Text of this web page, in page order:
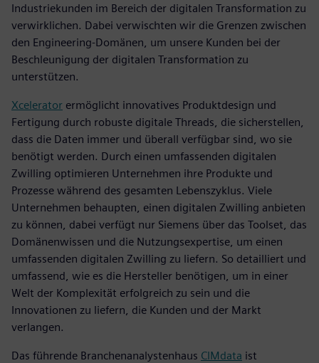
Industriekunden im Bereich der digitalen Transformation zu
verwirklichen. Dabei verwischten wir die Grenzen zwischen
den Engineering-Domänen, um unsere Kunden bei der
Beschleunigung der digitalen Transformation zu
unterstützen.
Xcelerator ermöglicht innovatives Produktdesign und
Fertigung durch robuste digitale Threads, die sicherstellen,
dass die Daten immer und überall verfügbar sind, wo sie
benötigt werden. Durch einen umfassenden digitalen
Zwilling optimieren Unternehmen ihre Produkte und
Prozesse während des gesamten Lebenszyklus. Viele
Unternehmen behaupten, einen digitalen Zwilling anbieten
zu können, dabei verfügt nur Siemens über das Toolset, das
Domänenwissen und die Nutzungsexpertise, um einen
umfassenden digitalen Zwilling zu liefern. So detailliert und
umfassend, wie es die Hersteller benötigen, um in einer
Welt der Komplexität erfolgreich zu sein und die
Innovationen zu liefern, die Kunden und der Markt
verlangen.
Das führende Branchenanalystenhaus CIMdata ist